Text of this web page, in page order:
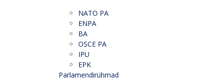
NATO PA
ENPA
BA
OSCE PA
IPU
EPK
Parlamendirühmad